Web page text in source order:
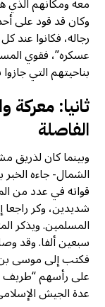
وكان قد قود على
رجاله، فكانوا عند
عسكره”، فقوي
بناحيتهم التي جازوا
ثانيا: معركة
الفاصلة
وبينما كان لذريق
الشمال- جاءه
قواته في عدد من
شديدين، وكر راجعا
المسلمين. ويذكر
سبعين ألفا. وقد
فكتب إلى موسى
على رأسهم “طريف
عدة الجيش